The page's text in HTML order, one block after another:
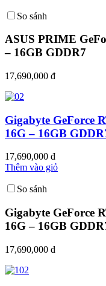
So sánh
ASUS PRIME
– 16GB GDDR7
17,690,000 đ
Gigabyte GeForce
16G – 16GB
17,690,000 đ
Thêm vào giỏ
So sánh
Gigabyte GeForce
16G – 16GB
17,690,000 đ